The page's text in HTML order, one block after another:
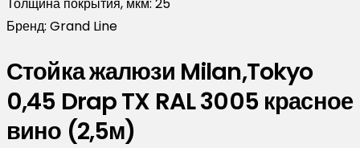
Бренд: Grand Line
Стойка жалюзи Milan,Tokyo
0,45 Drap TX RAL 3005 красное
вино (2,5м)